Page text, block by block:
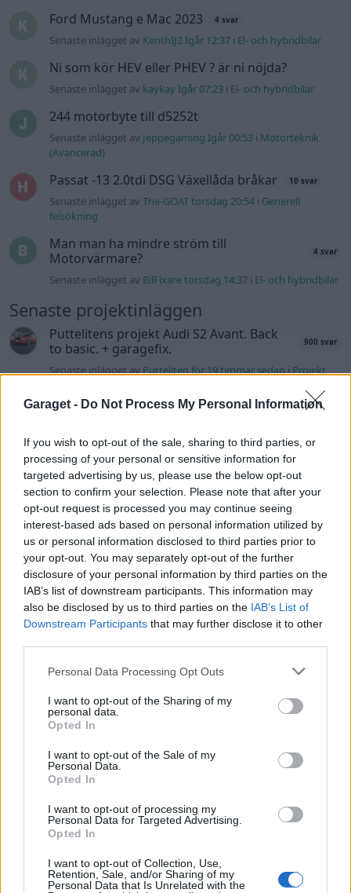
Garaget - Do Not Process My Personal Information
If you wish to opt-out of the sale, sharing to third parties, or
processing of your personal or sensitive information for
targeted advertising by us, please use the below opt-out
section to confirm your selection. Please note that after your
opt-out request is processed you may continue seeing
interest-based ads based on personal information utilized by
us or personal information disclosed to third parties prior to
your opt-out. You may separately opt-out of the further
disclosure of your personal information by third parties on the
IAB’s list of downstream participants. This information may
also be disclosed by us to third parties on the IAB’s List of
Downstream Participants that may further disclose it to other
Personal Data Processing Opt Outs
I want to opt-out of the Sharing of my
personal data.
Opted In
I want to opt-out of the Sale of my
Personal Data.
Opted In
I want to opt-out of processing my
Personal Data for Targeted Advertising.
Opted In
I want to opt-out of Collection, Use,
Retention, Sale, and/or Sharing of my
Personal Data that Is Unrelated with the
Ford Mustang e Mac 2023 4 svar
Senaste inlägget av KenthIJ2 Igår 12:37 i El- och hybridbilar
Ni som kör HEV eller PHEV ? är ni nöjda?
Senaste inlägget av kaykay Igår 07:23 i El- och hybridbilar
244 motorbyte till d5252t
Senaste inlägget av Jeppegaming Igår 00:53 i Motorteknik
(Avancerad)
Passat -13 2.0tdi DSG Växellåda bråkar 10 svar
Senaste inlägget avThe-GOAT torsdag 20:54 i Generell
felsökning
Man man ha mindre ström till
Motorvärmare?
4 svar
Senaste inlägget av BilFixare torsdag 14:37 i El- och hybridbilar
Senaste projektinläggen
Puttelitens projekt Audi S2 Avant. Back
to basic. + garagefix.
900 svar
Senaste inlägget avPutteliten för 19 timmar sedaniProjekt
Volkswagen Golf MK4 v6 4motion OEM++
med JDM inspiration.
14 svar
Manta b som ska räddas (kaross eller
delar sökes)
Senaste inlägget avTyfors torsdag 23:25iProjekt
Huggern goes big block with 427 ZL-1! 551 svar
Senaste inlägget avhugger69 torsdag 23:01iProjekt
Camaro som bruksbil?! 57 svar
Senaste inlägget av Ev_volvo142 torsdag 22:10iProjekt
Volkswagen split bus t1 1962 2559 svar
Senaste inlägget avDr_snuggels torsdag 21:09iProjekt
Golf Mk2 16v Turbo 137 svar
Vw 1956 oval prosjekt
Volvo 245 ?Turbo?
Senaste inlägget av
Renovering av en Honda Civic Aerodeck
VTi
Nyaste forumtrådarna